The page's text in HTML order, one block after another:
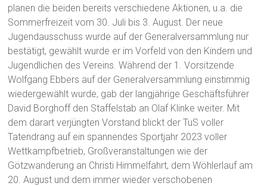
planen die beiden bereits verschiedene Aktionen, u.a. die
Sommerfreizeit vom 30. Juli bis 3. August. Der neue
Jugendausschuss wurde auf der Generalversammlung nur
bestätigt, gewählt wurde er im Vorfeld von den Kindern und
Jugendlichen des Vereins. Während der 1. Vorsitzende
Wolfgang Ebbers auf der Generalversammlung einstimmig
wiedergewählt wurde, gab der langjährige Geschäftsführer
David Borghoff den Staffelstab an Olaf Klinke weiter. Mit
dem darart verjüngten Vorstand blickt der TuS voller
Tatendrang auf ein spannendes Sportjahr 2023 voller
Wettkampfbetrieb, Großveranstaltungen wie der
Götzwanderung an Christi Himmelfahrt, dem Wöhlerlauf am
20. August und dem immer wieder verschobenen